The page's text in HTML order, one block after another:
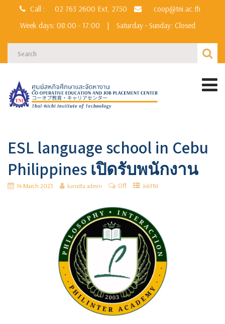
Call : 02 763 2600 Ext. 2750
coop@tni.ac.th
Week days: 08:00 - 17:00
| Saturday - Sunday: Closed
ESL language school in Cebu
Philippines เปิดรับพนักงาน
14 March 2023 kanidta admin Off JobTNI